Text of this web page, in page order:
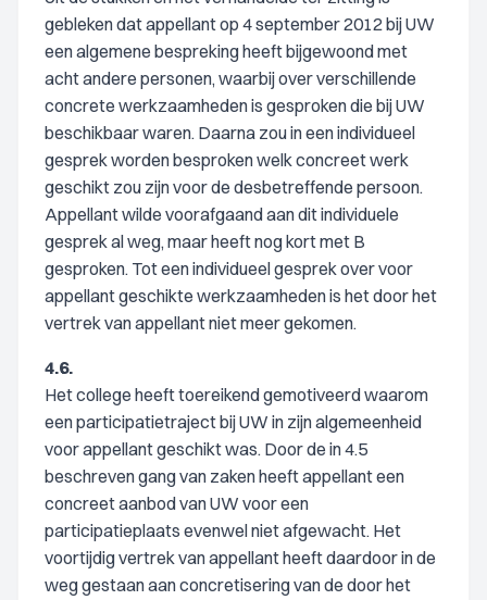
gebleken dat appellant op 4 september 2012 bij UW
een algemene bespreking heeft bijgewoond met
acht andere personen, waarbij over verschillende
concrete werkzaamheden is gesproken die bij UW
beschikbaar waren. Daarna zou in een individueel
gesprek worden besproken welk concreet werk
geschikt zou zijn voor de desbetreffende persoon.
Appellant wilde voorafgaand aan dit individuele
gesprek al weg, maar heeft nog kort met B
gesproken. Tot een individueel gesprek over voor
appellant geschikte werkzaamheden is het door het
vertrek van appellant niet meer gekomen.
4.6.
Het college heeft toereikend gemotiveerd waarom
een participatietraject bij UW in zijn algemeenheid
voor appellant geschikt was. Door de in 4.5
beschreven gang van zaken heeft appellant een
concreet aanbod van UW voor een
participatieplaats evenwel niet afgewacht. Het
voortijdig vertrek van appellant heeft daardoor in de
weg gestaan aan concretisering van de door het